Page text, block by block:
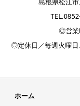
TEL.
◎営業
◎定休日／毎週火曜
ホーム